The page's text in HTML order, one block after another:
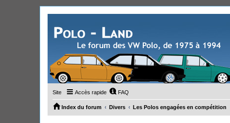
Site Accès rapide FAQ
Index du forum Divers Les Polos engagées en compétition